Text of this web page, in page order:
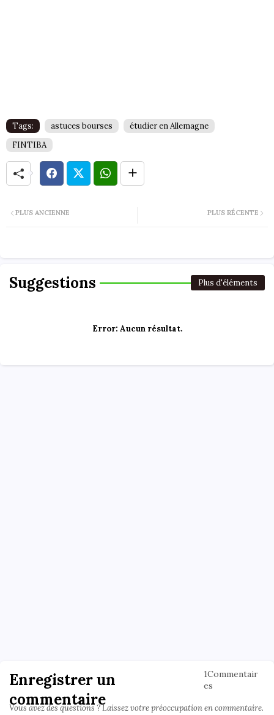
Tags: astuces bourses
étudier en Allemagne
FINTIBA
PLUS RÉCENTE
PLUS ANCIENNE
Suggestions Plus d'éléments
Error: Aucun résultat.
Enregistrer un
commentaire
1Commentair
es
Vous avez des questions ? Laissez votre préoccupation en commentaire.